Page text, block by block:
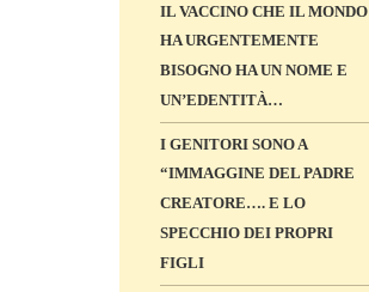
IL VACCINO CHE IL MONDO
HA URGENTEMENTE
BISOGNO HA UN NOME E
UN’EDENTITÀ…
I GENITORI SONO A
“IMMAGGINE DEL PADRE
CREATORE…. E LO
SPECCHIO DEI PROPRI
FIGLI